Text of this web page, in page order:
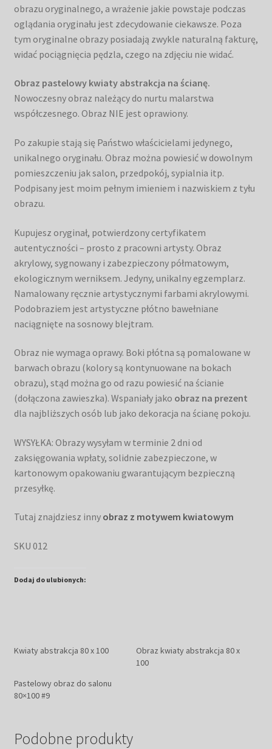
obrazu oryginalnego, a wrażenie jakie powstaje podczas
oglądania oryginału jest zdecydowanie ciekawsze. Poza
tym oryginalne obrazy posiadają zwykle naturalną fakturę,
widać pociągnięcia pędzla, czego na zdjęciu nie widać.
Obraz pastelowy kwiaty abstrakcja na ścianę.
Nowoczesny obraz należący do nurtu malarstwa
współczesnego. Obraz NIE jest oprawiony.
Po zakupie stają się Państwo właścicielami jedynego,
unikalnego oryginału. Obraz można powiesić w dowolnym
pomieszczeniu jak salon, przedpokój, sypialnia itp.
Podpisany jest moim pełnym imieniem i nazwiskiem z tyłu
obrazu.
Kupujesz oryginał, potwierdzony certyfikatem
autentyczności – prosto z pracowni artysty. Obraz
akrylowy, sygnowany i zabezpieczony półmatowym,
ekologicznym werniksem. Jedyny, unikalny egzemplarz.
Namalowany ręcznie artystycznymi farbami akrylowymi.
Podobraziem jest artystyczne płótno bawełniane
naciągnięte na sosnowy blejtram.
Obraz nie wymaga oprawy. Boki płótna są pomalowane w
barwach obrazu (kolory są kontynuowane na bokach
obrazu), stąd można go od razu powiesić na ścianie
(dołączona zawieszka). Wspaniały jako obraz na prezent
dla najbliższych osób lub jako dekoracja na ścianę pokoju.
WYSYŁKA: Obrazy wysyłam w terminie 2 dni od
zaksięgowania wpłaty, solidnie zabezpieczone, w
kartonowym opakowaniu gwarantującym bezpieczną
przesyłkę.
Tutaj znajdziesz inny obraz z motywem kwiatowym
SKU 012
Dodaj do ulubionych:
Kwiaty abstrakcja 80 x 100
Obraz kwiaty abstrakcja 80 x
100
Pastelowy obraz do salonu
80×100 #9
Podobne produkty